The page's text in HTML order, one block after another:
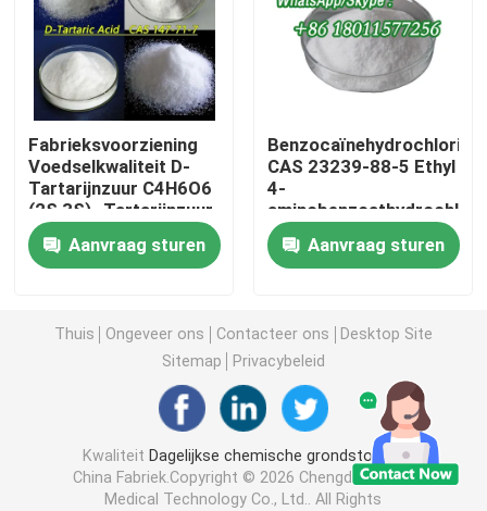
fijne chemische tussenpersonen
Agrochemische Tussenpersonen
Organische basischemische stoffen
Farmaceutische Grondstoffen
Dierenvoeradditieven
Cosmetische toevoegingen
Glaslaboratoriumflessen
Fabrieksvoorziening
Voedselkwaliteit D-
Tartarijnzuur C4H6O6
(2S,3S) -Tartarijnzuur
CAS 147-71-7
Aanvraag sturen
Benzocaïnehydrochloride
CAS 23239-88-5 Ethyl
4-
Aanvraag sturen
Thuis Ongeveer ons Contacteer ons
Desktop Site
Sitemap
Privacybeleid
Kwaliteit Dagelijkse chemische grondstoffen
China Fabriek.Copyright © 2026 Chengdu Binarui
Medical Technology Co., Ltd.. All Rights